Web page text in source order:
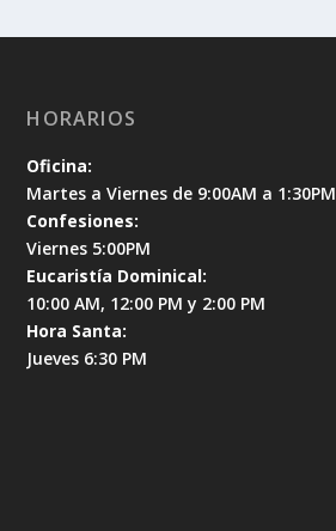
HORARIOS
Oficina:
Martes a Viernes de 9:00AM a 1:30PM
Confesiones:
Viernes 5:00PM
Eucaristía Dominical:
10:00 AM, 12:00 PM y 2:00 PM
Hora Santa:
Jueves 6:30 PM